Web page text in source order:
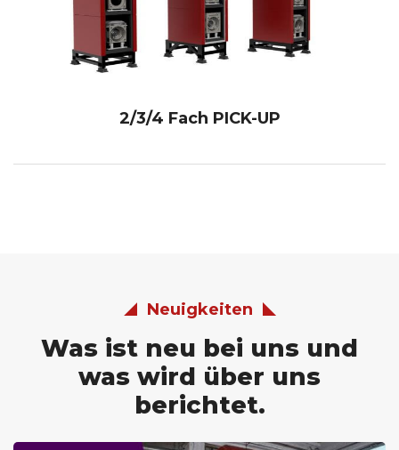
2/3/4 Fach PICK-UP
Neuigkeiten
Was ist neu bei uns und
was wird über uns
berichtet.